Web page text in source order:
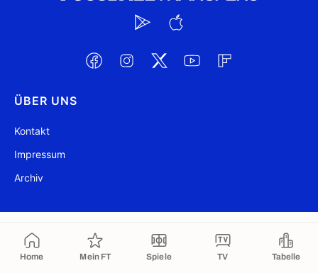
Home Mein FT Spiele TV Tabelle
ÜBER UNS
Kontakt
Impressum
Archiv
In die Zwischenablage kopiert